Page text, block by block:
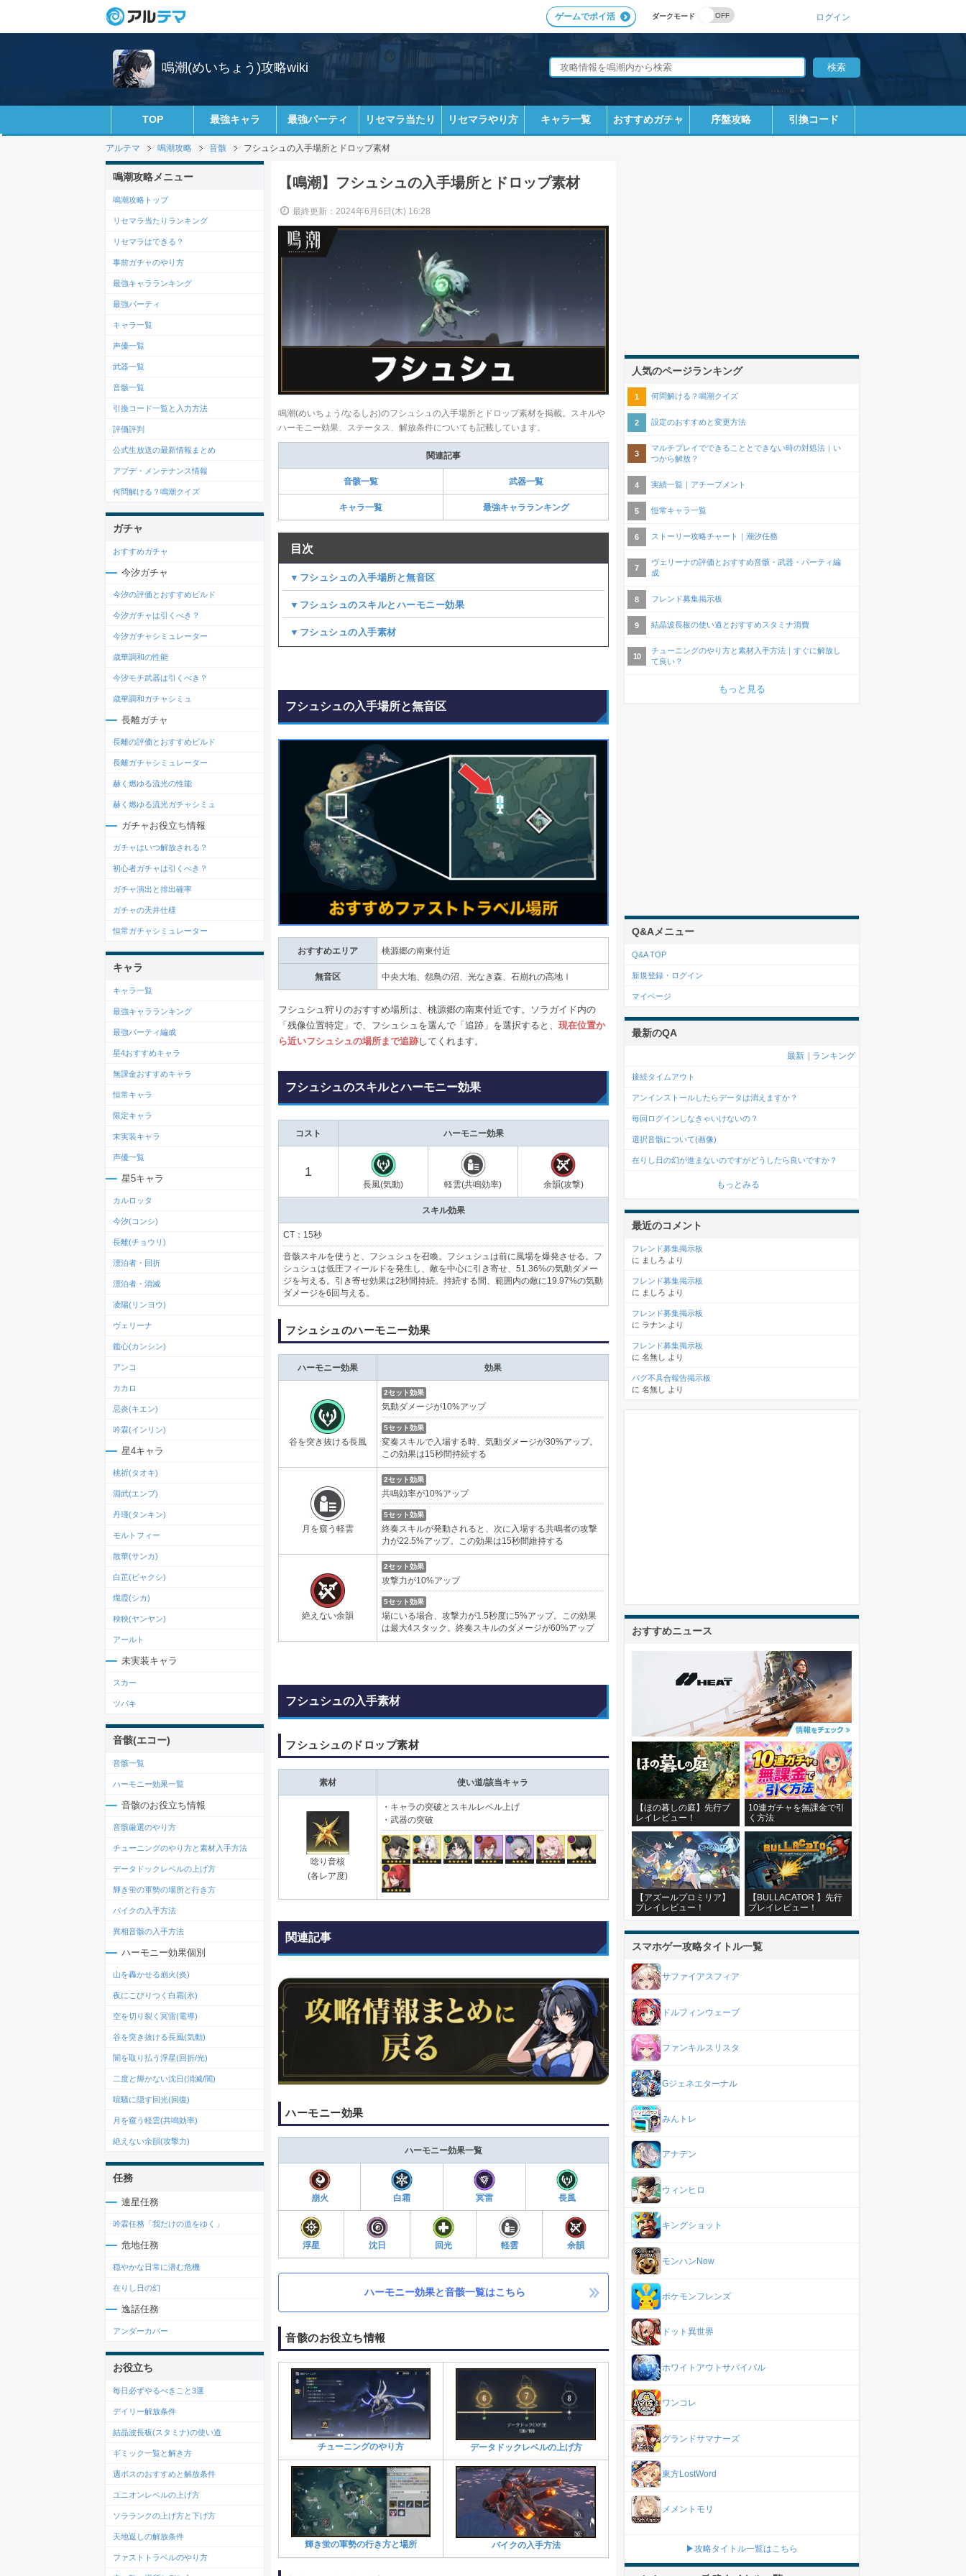
ダークモード
ゲームでポイ活 ログイン
鳴潮(めいちょう)攻略wiki
TOP 最強キャラ 最強パーティ リセマラ当たり リセマラやり方 キャラ一覧 おすすめガチャ 序盤攻略 引換コード
アルテマ 鳴潮攻略 音骸 フシュシュの入手場所とドロップ素材
【鳴潮】フシュシュの入手場所とドロップ素材
最終更新：2024年6月6日(木) 16:28
鳴潮(めいちょう/なるしお)のフシュシュの入手場所とドロップ素材を掲載。スキルや
ハーモニー効果、ステータス、解放条件についても記載しています。
関連記事
音骸一覧 武器一覧
キャラ一覧 最強キャラランキング
目次
▼フシュシュの入手場所と無音区
▼フシュシュのスキルとハーモニー効果
▼フシュシュの入手素材
フシュシュの入手場所と無音区
おすすめエリア 桃源郷の南東付近
無音区 中央大地、怨鳥の沼、光なき森、石崩れの高地Ⅰ
フシュシュ狩りのおすすめ場所は、桃源郷の南東付近です。ソラガイド内の
「残像位置特定」で、フシュシュを選んで「追跡」を選択すると、 現在位置か
ら近いフシュシュの場所まで追跡してくれます。
フシュシュのスキルとハーモニー効果
コスト ハーモニー効果
1
長風(気動) 軽雲(共鳴効率) 余韻(攻撃)
スキル効果
CT：15秒
音骸スキルを使うと、フシュシュを召喚。フシュシュは前に風場を爆発させる。フ
シュシュは低圧フィールドを発生し、敵を中心に引き寄せ、51.36%の気動ダメー
ジを与える。引き寄せ効果は2秒間持続。持続する間、範囲内の敵に19.97%の気動
ダメージを6回与える。
フシュシュのハーモニー効果
ハーモニー効果 効果
谷を突き抜ける長風
2セット効果
気動ダメージが10%アップ
5セット効果
変奏スキルで入場する時、気動ダメージが30%アップ。
この効果は15秒間持続する
月を窺う軽雲
2セット効果
共鳴効率が10%アップ
5セット効果
終奏スキルが発動されると、次に入場する共鳴者の攻撃
力が22.5%アップ。この効果は15秒間維持する
絶えない余韻
2セット効果
攻撃力が10%アップ
5セット効果
場にいる場合、攻撃力が1.5秒度に5%アップ。この効果
は最大4スタック。終奏スキルのダメージが60%アップ
フシュシュの入手素材
フシュシュのドロップ素材
素材 使い道/該当キャラ
唸り音核
(各レア度)
・キャラの突破とスキルレベル上げ
・武器の突破
関連記事
ハーモニー効果
ハーモニー効果一覧
崩火 白霜 冥雷 長風
浮星 沈日 回光 軽雲 余韻
ハーモニー効果と音骸一覧はこちら
音骸のお役立ち情報
チューニングのやり方 データドックレベルの上げ方
輝き蛍の軍勢の行き方と場所 バイクの入手方法
鳴潮攻略メニュー
鳴潮攻略トップ
リセマラ当たりランキング
リセマラはできる？
事前ガチャのやり方
最強キャラランキング
最強パーティ
キャラ一覧
声優一覧
武器一覧
音骸一覧
引換コード一覧と入力方法
評価評判
公式生放送の最新情報まとめ
アプデ・メンテナンス情報
何問解ける？鳴潮クイズ
ガチャ
おすすめガチャ
今汐ガチャ
今汐の評価とおすすめビルド
今汐ガチャは引くべき？
今汐ガチャシミュレーター
歳華調和の性能
今汐モチ武器は引くべき？
歳華調和ガチャシミュ
長離ガチャ
長離の評価とおすすめビルド
長離ガチャシミュレーター
赫く燃ゆる流光の性能
赫く燃ゆる流光ガチャシミュ
ガチャお役立ち情報
ガチャはいつ解放される？
初心者ガチャは引くべき？
ガチャ演出と排出確率
ガチャの天井仕様
恒常ガチャシミュレーター
キャラ
キャラ一覧
最強キャラランキング
最強パーティ編成
星4おすすめキャラ
無課金おすすめキャラ
恒常キャラ
限定キャラ
未実装キャラ
声優一覧
星5キャラ
カルロッタ
今汐(コンシ)
長離(チョウリ)
漂泊者・回折
漂泊者・消滅
凌陽(リンヨウ)
ヴェリーナ
鑑心(カンシン)
アンコ
カカロ
忌炎(キエン)
吟霖(インリン)
星4キャラ
桃祈(タオキ)
淵武(エンブ)
丹瑾(タンキン)
モルトフィー
散華(サンカ)
白芷(ビャクシ)
熾霞(シカ)
秧秧(ヤンヤン)
アールト
未実装キャラ
スカー
ツバキ
音骸(エコー)
音骸一覧
ハーモニー効果一覧
音骸のお役立ち情報
音骸厳選のやり方
チューニングのやり方と素材入手方法
データドックレベルの上げ方
輝き蛍の軍勢の場所と行き方
バイクの入手方法
異相音骸の入手方法
ハーモニー効果個別
山を轟かせる崩火(炎)
夜にこびりつく白霜(氷)
空を切り裂く冥雷(電導)
谷を突き抜ける長風(気動)
闇を取り払う浮星(回折/光)
二度と輝かない沈日(消滅/闇)
喧騒に隠す回光(回復)
月を窺う軽雲(共鳴効率)
絶えない余韻(攻撃力)
任務
連星任務
吟霖任務「我だけの道をゆく」
危地任務
穏やかな日常に潜む危機
在りし日の幻
逸話任務
アンダーカバー
お役立ち
毎日必ずやるべきこと3選
デイリー解放条件
結晶波長板(スタミナ)の使い道
ギミック一覧と解き方
週ボスのおすすめと解放条件
ユニオンレベルの上げ方
ソラランクの上げ方と下げ方
天地返しの解放条件
ファストトラベルのやり方
人気のページランキング
何問解ける？鳴潮クイズ
設定のおすすめと変更方法
マルチプレイでできることとできない時の対処法｜い
つから解放？
実績一覧｜アチーブメント
恒常キャラ一覧
ストーリー攻略チャート｜潮汐任務
ヴェリーナの評価とおすすめ音骸・武器・パーティ編
成
フレンド募集掲示板
結晶波長板の使い道とおすすめスタミナ消費
チューニングのやり方と素材入手方法｜すぐに解放し
て良い？
もっと見る
Q&Aメニュー
Q&A TOP
新規登録・ログイン
マイページ
最新のQA
最新 ランキング
接続タイムアウト
アンインストールしたらデータは消えますか？
毎回ログインしなきゃいけないの？
選択音骸について(画像)
在りし日の幻が進まないのですがどうしたら良いですか？
もっとみる
最近のコメント
フレンド募集掲示板
に ましろ より
フレンド募集掲示板
に ましろ より
フレンド募集掲示板
に ラナン より
フレンド募集掲示板
に 名無し より
バグ不具合報告掲示板
に 名無し より
おすすめニュース
【ほの暮しの庭】先行プ
レイレビュー！
10連ガチャを無課金で引
く方法
【アズールプロミリア】
プレイレビュー！
【BULLACATOR 】先行
プレイレビュー！
スマホゲー攻略タイトル一覧
サファイアスフィア
ドルフィンウェーブ
ファンキルスリスタ
Gジェネエターナル
みんトレ
アナデン
ウィンヒロ
キングショット
モンハンNow
ポケモンフレンズ
ドット異世界
ホワイトアウトサバイバル
ワンコレ
グランドサマナーズ
東方LostWord
メメントモリ
▶攻略タイトル一覧はこちら